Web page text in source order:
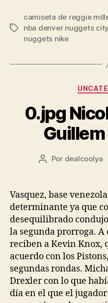
Etiquetas
camiseta de reggie
nba denver nuggets
nuggets nike
0.jpg
Autor
entrada
Por dealcoolya
Vasquez, base
determinante ya que
desequilibrado
la segunda prorroga. A
reciben a Kevin Knox,
acuerdo con los
segundas rondas.
Drexler con lo que
día en el que el